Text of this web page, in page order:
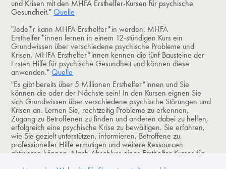
und Krisen mit den MHFA Ersthelfer-Kursen für psychische
Gesundheit."Quelle
"Jede*r kann MHFA Ersthelfer*in werden. MHFA
Ersthelfer*innen lernen in einem 12-stündigen Kurs ein
Grundwissen über verschiedene psychische Probleme und
Krisen. MHFA Ersthelfer*innen kennen die fünf Bausteine der
Ersten Hilfe für psychische Gesundheit und können diese
anwenden."Quelle
"Es gibt bereits über 5 Millionen Ersthelfer*innen und Sie
können die oder der Nächste sein! In den Kursen eignen Sie
sich Grundwissen über verschiedene psychische Störungen und
Krisen an. Lernen Sie, rechtzeitig Probleme zu erkennen,
Zugang zu Betroffenen zu finden und anderen dabei zu helfen,
erfolgreich eine psychische Krise zu bewältigen. Sie erfahren,
wie Sie gezielt unterstützen, informieren, Betroffene zu
professioneller Hilfe ermutigen und weitere Ressourcen
aktivieren können. Nach Abschluss eines Ersthelfer-Kurses für